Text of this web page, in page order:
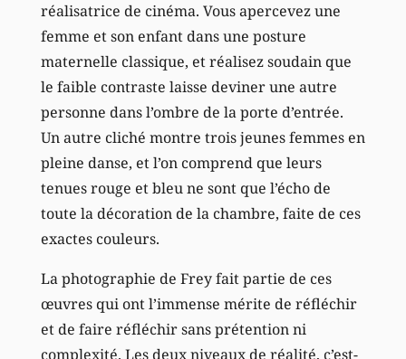
réalisatrice de cinéma. Vous apercevez une
femme et son enfant dans une posture
maternelle classique, et réalisez soudain que
le faible contraste laisse deviner une autre
personne dans l’ombre de la porte d’entrée.
Un autre cliché montre trois jeunes femmes en
pleine danse, et l’on comprend que leurs
tenues rouge et bleu ne sont que l’écho de
toute la décoration de la chambre, faite de ces
exactes couleurs.
La photographie de Frey fait partie de ces
œuvres qui ont l’immense mérite de réfléchir
et de faire réfléchir sans prétention ni
complexité. Les deux niveaux de réalité, c’est-